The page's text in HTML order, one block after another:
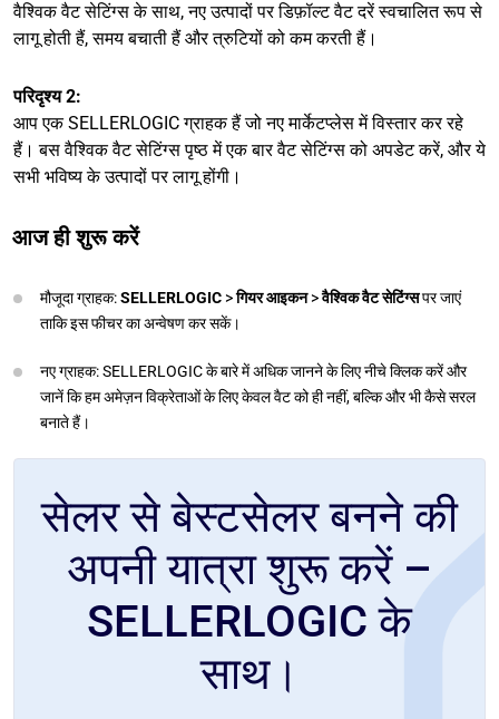
वैश्विक वैट सेटिंग्स के साथ, नए उत्पादों पर डिफ़ॉल्ट वैट दरें स्वचालित रूप से
लागू होती हैं, समय बचाती हैं और त्रुटियों को कम करती हैं।
परिदृश्य 2:
आप एक SELLERLOGIC ग्राहक हैं जो नए मार्केटप्लेस में विस्तार कर रहे
हैं। बस वैश्विक वैट सेटिंग्स पृष्ठ में एक बार वैट सेटिंग्स को अपडेट करें, और ये
सभी भविष्य के उत्पादों पर लागू होंगी।
आज ही शुरू करें
मौजूदा ग्राहक:SELLERLOGIC >गियर आइकन>वैश्विक वैट सेटिंग्सपर जाएं
ताकि इस फीचर का अन्वेषण कर सकें।
नए ग्राहक: SELLERLOGIC के बारे में अधिक जानने के लिए नीचे क्लिक करें और
जानें कि हम अमेज़न विक्रेताओं के लिए केवल वैट को ही नहीं, बल्कि और भी कैसे सरल
बनाते हैं।
सेलर से बेस्टसेलर बनने की
अपनी यात्रा शुरू करें –
SELLERLOGIC के
साथ।